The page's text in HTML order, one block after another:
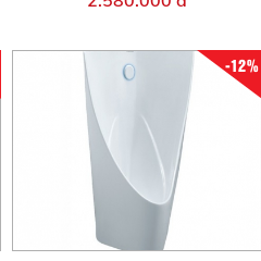
-12%